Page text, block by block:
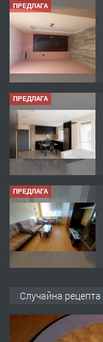
ПРЕДЛАГА
ПРЕДЛАГА
ПРЕДЛАГА
Случайна рецепта